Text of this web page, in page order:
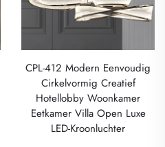
CPL-412 Modern Eenvoudig
Cirkelvormig Creatief
Hotellobby Woonkamer
Eetkamer Villa Open Luxe
LED-Kroonluchter